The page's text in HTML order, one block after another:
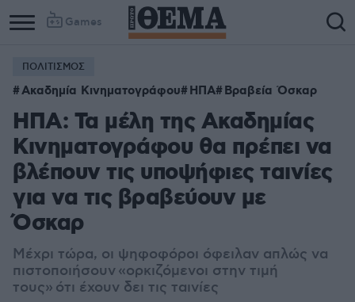
Games
ΠΟΛΙΤΙΣΜΟΣ
Ακαδημία Κινηματογράφου ΗΠΑ Βραβεία Όσκαρ
ΗΠΑ: Τα μέλη της Ακαδημίας
Κινηματογράφου θα πρέπει να
βλέπουν τις υποψήφιες ταινίες
για να τις βραβεύουν με
Όσκαρ
Μέχρι τώρα, οι ψηφοφόροι όφειλαν απλώς να
πιστοποιήσουν «ορκιζόμενοι στην τιμή
τους» ότι έχουν δει τις ταινίες